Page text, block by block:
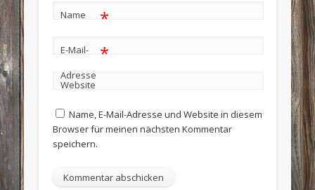
Name *
E-Mail-
Adresse
*
Website
Name, E-Mail-Adresse und Website in diesem
Browser für meinen nächsten Kommentar
speichern.